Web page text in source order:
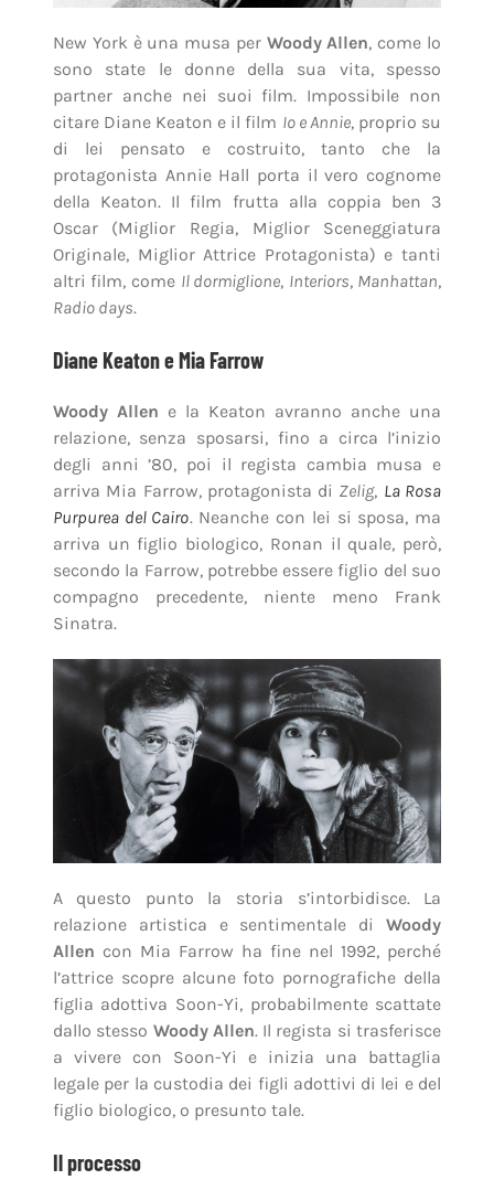
New York è una musa per Woody Allen, come lo
sono state le donne della sua vita, spesso
partner anche nei suoi film. Impossibile non
citare Diane Keaton e il film Io e Annie, proprio su
di lei pensato e costruito, tanto che la
protagonista Annie Hall porta il vero cognome
della Keaton. Il film frutta alla coppia ben 3
Oscar (Miglior Regia, Miglior Sceneggiatura
Originale, Miglior Attrice Protagonista) e tanti
altri film, come Il dormiglione, Interiors, Manhattan,
Radio days.
Diane Keaton e Mia Farrow
Woody Allen e la Keaton avranno anche una
relazione, senza sposarsi, fino a circa l’inizio
degli anni ’80, poi il regista cambia musa e
arriva Mia Farrow, protagonista di Zelig, La Rosa
Purpurea del Cairo. Neanche con lei si sposa, ma
arriva un figlio biologico, Ronan il quale, però,
secondo la Farrow, potrebbe essere figlio del suo
compagno precedente, niente meno Frank
Sinatra.
A questo punto la storia s’intorbidisce. La
relazione artistica e sentimentale diWoody
Allen con Mia Farrow ha fine nel 1992, perché
l’attrice scopre alcune foto pornografiche della
figlia adottiva Soon-Yi, probabilmente scattate
dallo stesso Woody Allen. Il regista si trasferisce
a vivere con Soon-Yi e inizia una battaglia
legale per la custodia dei figli adottivi di lei e del
figlio biologico, o presunto tale.
Il processo